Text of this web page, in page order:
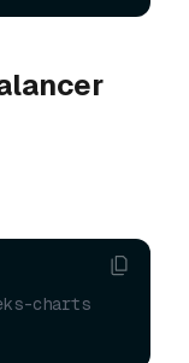
charts